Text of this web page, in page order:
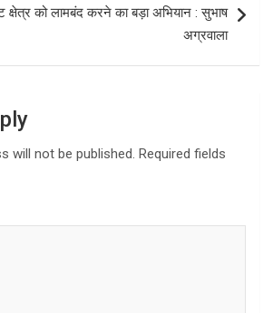
क्षेत्र को लामबंद करने का बड़ा अभियान : सुभाष
अग्रवाला
will not be published. Required fields